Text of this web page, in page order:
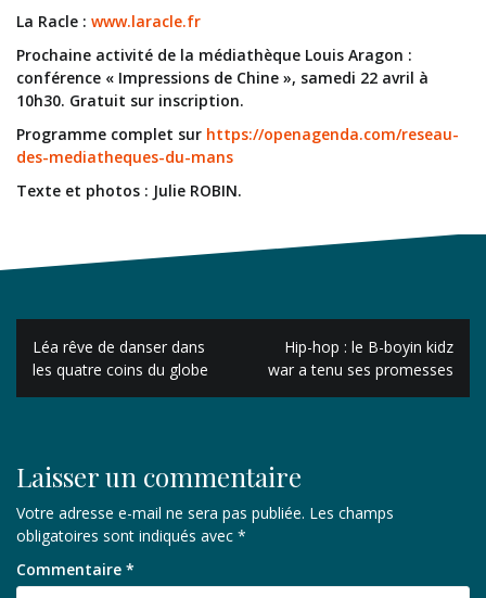
La Racle : www.laracle.fr
Prochaine activité de la médiathèque Louis Aragon :
conférence « Impressions de Chine », samedi 22 avril à
10h30. Gratuit sur inscription.
Programme complet sur https://openagenda.com/reseau-
des-mediatheques-du-mans
Texte et photos : Julie ROBIN.
Navigation
de
l’article
Léa rêve de danser dans
les quatre coins du globe
Hip-hop : le B-boyin kidz
war a tenu ses promesses
Laisser un commentaire
Votre adresse e-mail ne sera pas publiée. Les champs
obligatoires sont indiqués avec *
Commentaire *